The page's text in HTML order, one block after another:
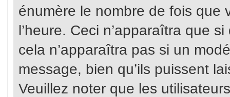
énumère le nombre de fois que
l’heure. Ceci n’apparaîtra que
cela n’apparaîtra pas si un
message, bien qu’ils puissent
Veuillez noter que les